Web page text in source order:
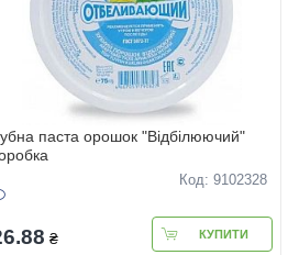
паста орошок "Відбілюючий"
Код: 9102328
₴ КУПИТИ